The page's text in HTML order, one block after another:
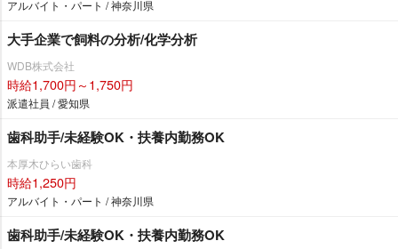
アルバイト・パート / 神奈川県
大手企業で飼料の分析/化学分析
WDB株式会社
時給1,700円～1,750円
派遣社員 / 愛知県
歯科助手/未経験OK・扶養内勤務OK
本厚木ひらい歯科
時給1,250円
アルバイト・パート / 神奈川県
歯科助手/未経験OK・扶養内勤務OK